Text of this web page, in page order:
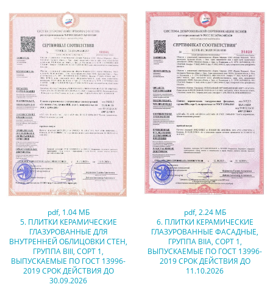
pdf, 1.04 МБ
5. ПЛИТКИ КЕРАМИЧЕСКИЕ
ГЛАЗУРОВАННЫЕ ДЛЯ
ВНУТРЕННЕЙ ОБЛИЦОВКИ СТЕН,
ГРУППА BIII, СОРТ 1,
ВЫПУСКАЕМЫЕ ПО ГОСТ 13996-
2019 СРОК ДЕЙСТВИЯ ДО
30.09.2026
pdf, 2.24 МБ
6. ПЛИТКИ КЕРАМИЧЕСКИЕ
ГЛАЗУРОВАННЫЕ ФАСАДНЫЕ,
ГРУППА BIIA, СОРТ 1,
ВЫПУСКАЕМЫЕ ПО ГОСТ 13996-
2019 СРОК ДЕЙСТВИЯ ДО
11.10.2026